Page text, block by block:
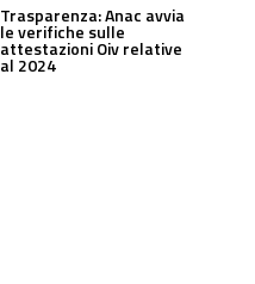
Trasparenza: Anac avvia
le verifiche sulle
attestazioni Oiv relative
al 2024